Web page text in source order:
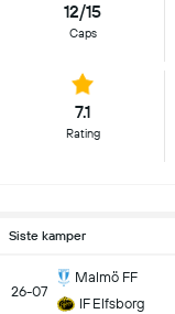
12/15
Caps
7.1
Rating
Siste kamper
26-07
Malmö FF
IF Elfsborg